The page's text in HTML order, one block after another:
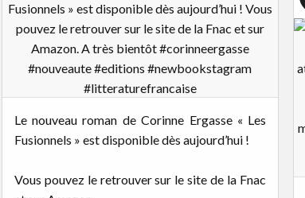
Le nouveau roman de Corinne Ergasse « Les
Fusionnels » est disponible dès aujourd’hui !
Vous pouvez le retrouver sur le site de la Fnac